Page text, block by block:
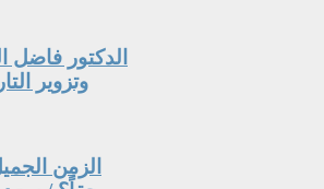
الدكتور فاضل
وتزوير
الزمن